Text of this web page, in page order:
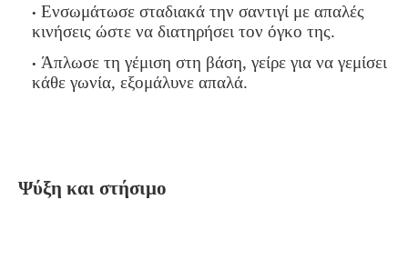
Ενσωμάτωσε σταδιακά την σαντιγί με απαλές
κινήσεις ώστε να διατηρήσει τον όγκο της.
Άπλωσε τη γέμιση στη βάση, γείρε για να γεμίσει
κάθε γωνία, εξομάλυνε απαλά.
Ψύξη και στήσιμο